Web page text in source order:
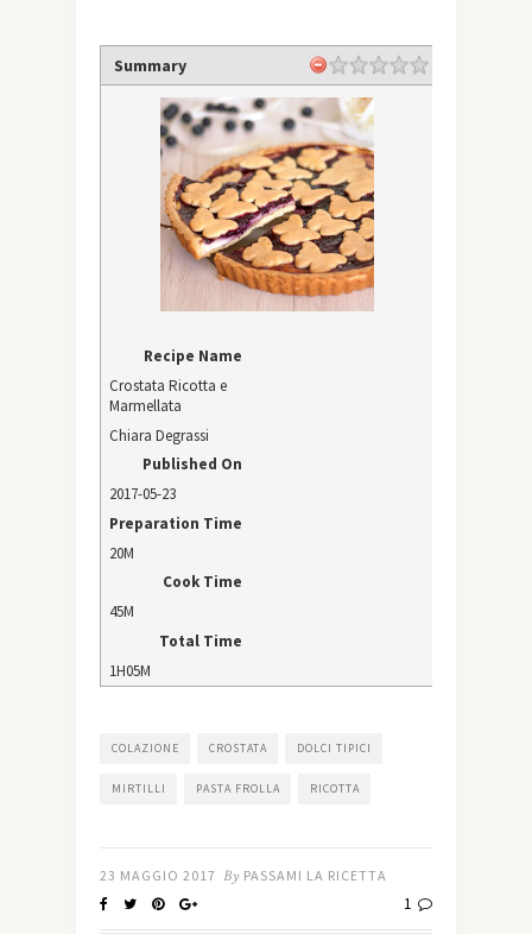
Summary
Recipe Name
Crostata Ricotta e
Marmellata
Chiara Degrassi
Published On
2017-05-23
Preparation Time
20M
Cook Time
45M
Total Time
1H05M
COLAZIONE CROSTATA DOLCI TIPICI
MIRTILLI PASTA FROLLA RICOTTA
23 MAGGIO 2017 By PASSAMI LA RICETTA
1